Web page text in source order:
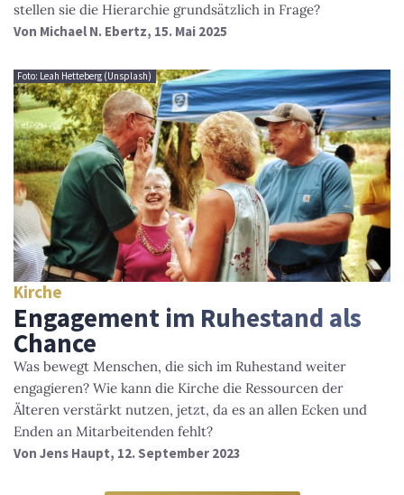
stellen sie die Hierarchie grundsätzlich in Frage?
Von Michael N. Ebertz, 15. Mai 2025
Foto: Leah Hetteberg (Unsplash)
Kirche
Engagement im Ruhestand als
Chance
Was bewegt Menschen, die sich im Ruhestand weiter
engagieren? Wie kann die Kirche die Ressourcen der
Älteren verstärkt nutzen, jetzt, da es an allen Ecken und
Enden an Mitarbeitenden fehlt?
Von Jens Haupt, 12. September 2023